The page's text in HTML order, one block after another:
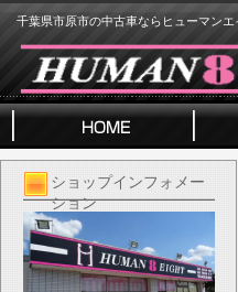
千葉県市原市の中古車ならヒューマンエ
ショップインフォメー
ション